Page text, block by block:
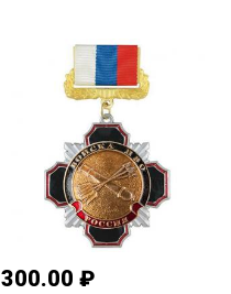
300.00 ₽